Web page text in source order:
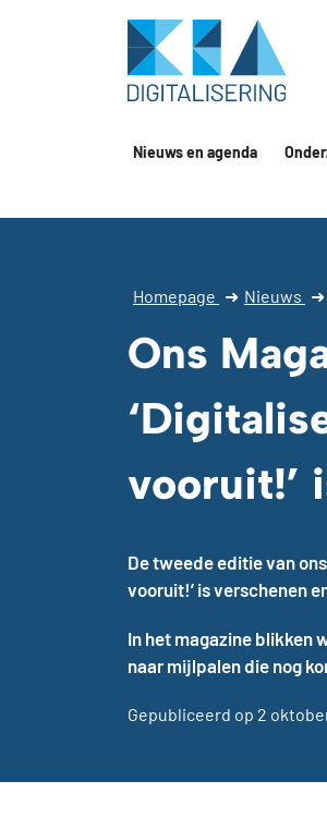
Nieuws en agenda
Homepage ➜ Nieuws ➜
Ons
vooruit!’
De tweede editie van
vooruit!’ is verschenen
In het magazine blikken
naar mijlpalen die nog
Gepubliceerd op 2